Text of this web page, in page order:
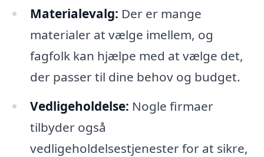
Materialevalg: Der er mange
materialer at vælge imellem, og
fagfolk kan hjælpe med at vælge det,
der passer til dine behov og budget.
Vedligeholdelse: Nogle firmaer
tilbyder også
vedligeholdelsestjenester for at sikre,